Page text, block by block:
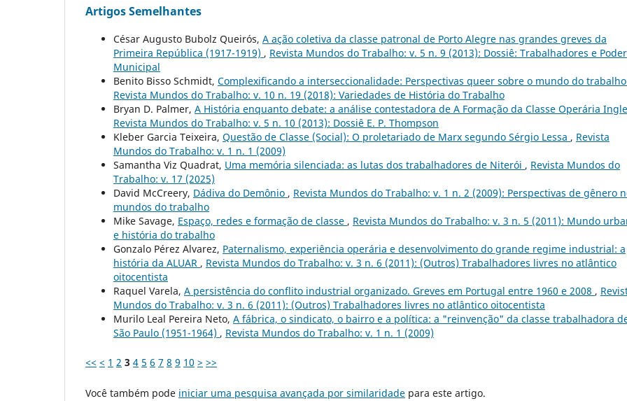
Artigos Semelhantes
César Augusto Bubolz Queirós, A ação coletiva da classe patronal de Porto Alegre nas grandes greves da
Primeira República (1917-1919) , Revista Mundos do Trabalho: v. 5 n. 9 (2013): Dossiê: Trabalhadores e Poder
Municipal
Benito Bisso Schmidt, Complexificando a interseccionalidade: Perspectivas queer sobre o mundo do trabalho
Revista Mundos do Trabalho: v. 10 n. 19 (2018): Variedades de História do Trabalho
Bryan D. Palmer, A História enquanto debate: a análise contestadora de A Formação da Classe Operária
Revista Mundos do Trabalho: v. 5 n. 10 (2013): Dossiê E. P. Thompson
Kleber Garcia Teixeira, Questão de Classe (Social): O proletariado de Marx segundo Sérgio Lessa , Revista
Mundos do Trabalho: v. 1 n. 1 (2009)
Samantha Viz Quadrat, Uma memória silenciada: as lutas dos trabalhadores de Niterói , Revista Mundos do
Trabalho: v. 17 (2025)
David McCreery, Dádiva do Demônio , Revista Mundos do Trabalho: v. 1 n. 2 (2009): Perspectivas de gênero
mundos do trabalho
Mike Savage, Espaço, redes e formação de classe , Revista Mundos do Trabalho: v. 3 n. 5 (2011): Mundo
e história do trabalho
Gonzalo Pérez Alvarez, Paternalismo, experiência operária e desenvolvimento do grande regime industrial: a
história da ALUAR , Revista Mundos do Trabalho: v. 3 n. 6 (2011): (Outros) Trabalhadores livres no atlântico
oitocentista
Raquel Varela, A persistência do conflito industrial organizado. Greves em Portugal entre 1960 e 2008 ,
Mundos do Trabalho: v. 3 n. 6 (2011): (Outros) Trabalhadores livres no atlântico oitocentista
Murilo Leal Pereira Neto, A fábrica, o sindicato, o bairro e a política: a "reinvenção" da classe trabalhadora
São Paulo (1951-1964) , Revista Mundos do Trabalho: v. 1 n. 1 (2009)
<< < 1 2 3 4 5 6 7 8 9 10 > >>
Você também pode iniciar uma pesquisa avançada por similaridade para este artigo.